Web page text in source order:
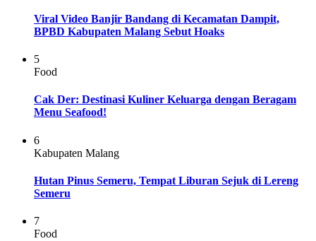
Viral Video Banjir Bandang di Kecamatan Dampit,
BPBD Kabupaten Malang Sebut Hoaks
5
Food
Cak Der: Destinasi Kuliner Keluarga dengan Beragam
Menu Seafood!
6
Kabupaten Malang
Hutan Pinus Semeru, Tempat Liburan Sejuk di Lereng
Semeru
7
Food